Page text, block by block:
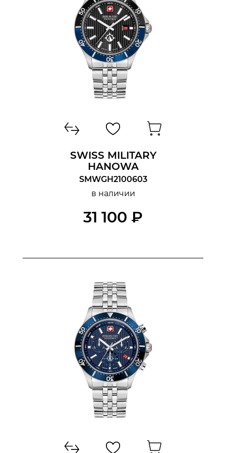
SWISS MILITARY
HANOWA
SMWGH2100603
в наличии
31 100 ₽